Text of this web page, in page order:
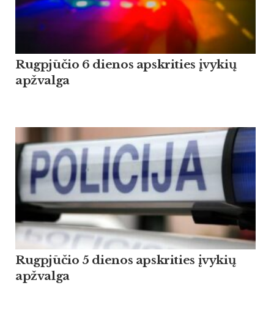
Rugpjūčio 6 dienos apskrities įvykių
apžvalga
Rugpjūčio 5 dienos apskrities įvykių
apžvalga